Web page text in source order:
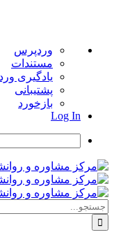
درباره
وردپرس
وردپرس
مستندات
یادگیری
پشتیبانی
بازخورد
Log In
Skip
to
content
جستجو
برای: